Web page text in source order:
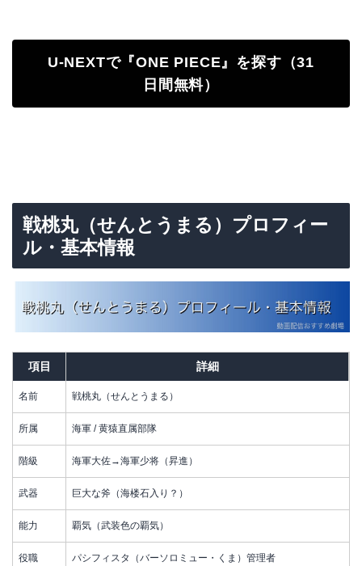
U-NEXTで『ONE PIECE』を探す（31
日間無料）
戦桃丸（せんとうまる）プロフィー
ル・基本情報
項目 詳細
名前 戦桃丸（せんとうまる）
所属 海軍 / 黄猿直属部隊
階級 海軍大佐→海軍少将（昇進）
武器 巨大な斧（海楼石入り？）
能力 覇気（武装色の覇気）
役職 パシフィスタ（バーソロミュー・くま）管理者